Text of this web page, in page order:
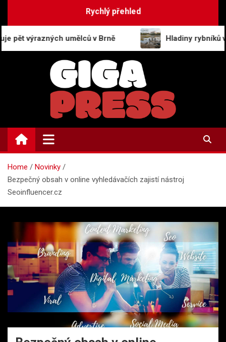
Rychlý přehled
v Brně Hladiny rybníků v Litomyšli pod
GigaPress.cz
Zpravodajství | Press info
Home
Novinky
Bezpečný obsah v online vyhledávačích zajistí nástroj
Seoinfluencer.cz